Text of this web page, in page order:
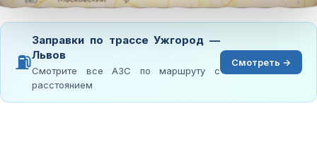
⛽
Заправки по трассе Ужгород —
Львов
Смотрите все АЗС по маршруту с
расстоянием
Смотреть →